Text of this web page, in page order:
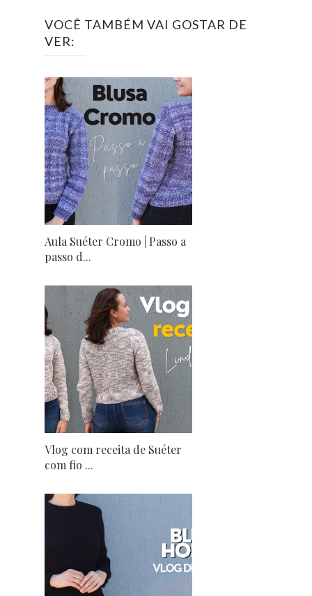
VOCÊ TAMBÉM VAI GOSTAR DE
VER:
Aula Suéter Cromo | Passo a
passo d...
Vlog com receita de Suéter
com fio ...